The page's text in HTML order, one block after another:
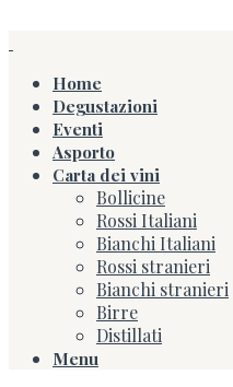
Home
Degustazioni
Eventi
Asporto
Carta dei vini
Bollicine
Rossi Italiani
Bianchi Italiani
Rossi stranieri
Bianchi stranieri
Birre
Distillati
Menu